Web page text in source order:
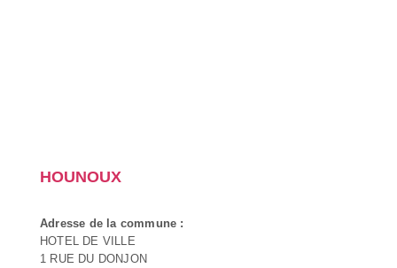
HOUNOUX
Adresse de la commune :
HOTEL DE VILLE
1 RUE DU DONJON